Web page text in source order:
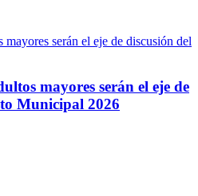
mayores serán el eje de
Municipal 2026